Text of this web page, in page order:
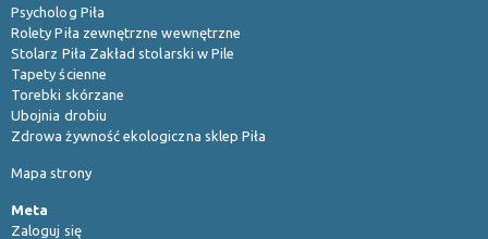
Psycholog Piła
Rolety Piła zewnętrzne wewnętrzne
Stolarz Piła Zakład stolarski w Pile
Tapety ścienne
Torebki skórzane
Ubojnia drobiu
Zdrowa żywność ekologiczna sklep Piła
Mapa strony
Meta
Zaloguj się